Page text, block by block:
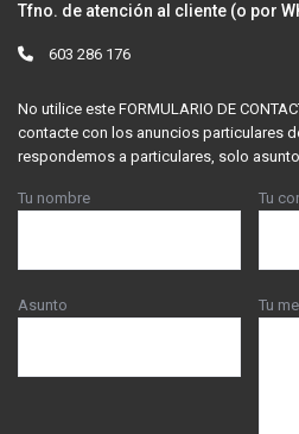
Tfno. de atención al cliente (o por
603 286 176
No utilice este FORMULARIO DE
contacte con los anuncios particulares
respondemos a particulares, solo
Tu nombre Tu
Asunto Tu